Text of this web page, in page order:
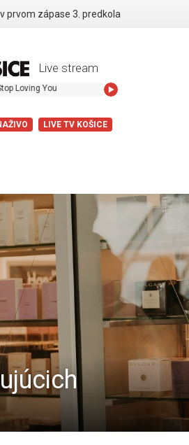
prvom zápase 3. predkola
Live stream
LIVE TV KOŠICE